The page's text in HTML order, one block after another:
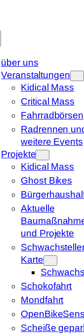
über uns
Veranstaltungen
Kidical Mass
Critical Mass
Fahrradbörsen
Radrennen
weitere Events
Projekte
Kidical Mass
Ghost Bikes
Aktuelle
und Projekte
Karte
Schokofahrt
Mondfahrt
Scheiße